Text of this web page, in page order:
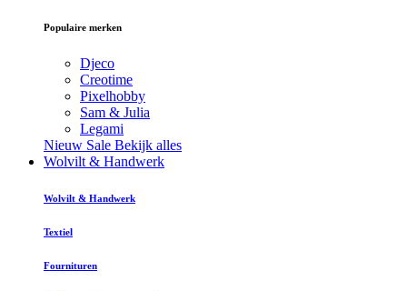
Populaire merken
Djeco
Creotime
Pixelhobby
Sam & Julia
Legami
Nieuw Sale Bekijk alles
Wolvilt & Handwerk
Wolvilt & Handwerk
Textiel
Fournituren